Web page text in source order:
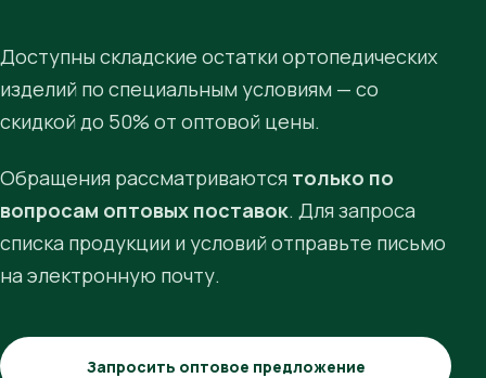
Доступны складские остатки ортопедических
изделий по специальным условиям — со
скидкой до 50% от оптовой цены.
Обращения рассматриваются только по
вопросам оптовых поставок. Для запроса
списка продукции и условий отправьте письмо
на электронную почту.
Запросить оптовое предложение